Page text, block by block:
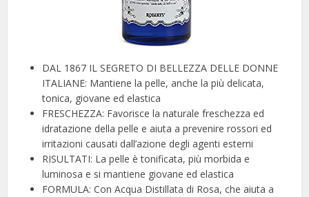
DAL 1867 IL SEGRETO DI BELLEZZA DELLE DONNE
ITALIANE: Mantiene la pelle, anche la più delicata,
tonica, giovane ed elastica
FRESCHEZZA: Favorisce la naturale freschezza ed
idratazione della pelle e aiuta a prevenire rossori ed
irritazioni causati dall’azione degli agenti esterni
RISULTATI: La pelle è tonificata, più morbida e
luminosa e si mantiene giovane ed elastica
FORMULA: Con Acqua Distillata di Rosa, che aiuta a